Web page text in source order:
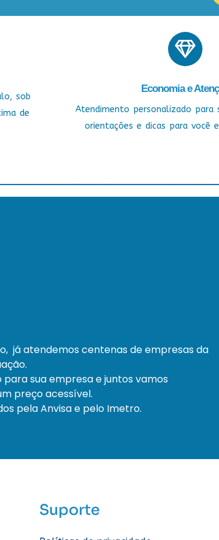
sob
de
Economia e
Atendimento personalizado para
orientações e dicas para você
já atendemos centenas de empresas da
sua empresa e juntos vamos
preço acessível.
pela Anvisa e pelo Imetro.
Suporte